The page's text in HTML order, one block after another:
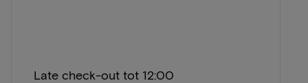
Late check-out tot 12:00